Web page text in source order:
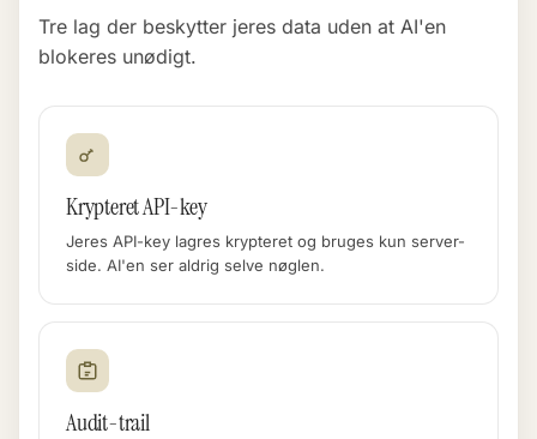
Tre lag der beskytter jeres data uden at AI'en
blokeres unødigt.
Krypteret API-key
Jeres API-key lagres krypteret og bruges kun server-
side. AI'en ser aldrig selve nøglen.
Audit-trail